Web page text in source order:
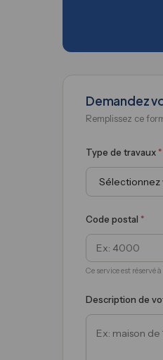
Demandez
Remplissez ce
Type de travaux *
Code postal *
Ce service est réservé
Description de